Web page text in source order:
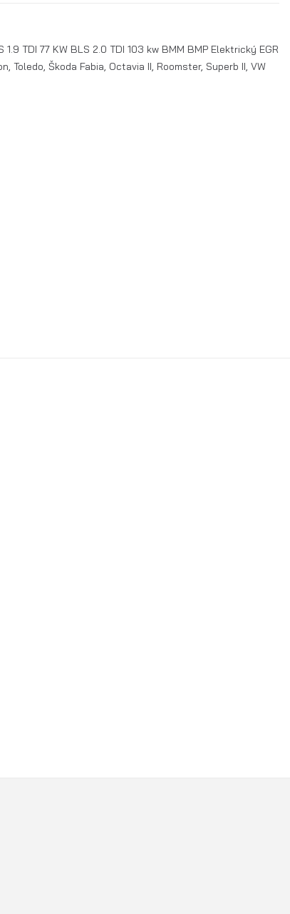
TDI 77 KW BLS 2.0 TDI 103 kw BMM BMP Elektrický EGR
Škoda Fabia, Octavia II, Roomster, Superb II, VW